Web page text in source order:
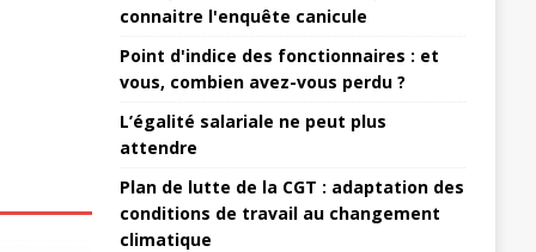
connaitre l'enquête canicule
Point d'indice des fonctionnaires : et
vous, combien avez-vous perdu ?
L’égalité salariale ne peut plus
attendre
Plan de lutte de la CGT : adaptation des
conditions de travail au changement
climatique